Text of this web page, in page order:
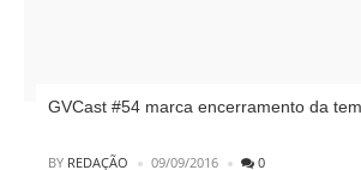
GVCast #54 marca encerramento da
POSTED
BY REDAÇÃO 09/09/2016 0